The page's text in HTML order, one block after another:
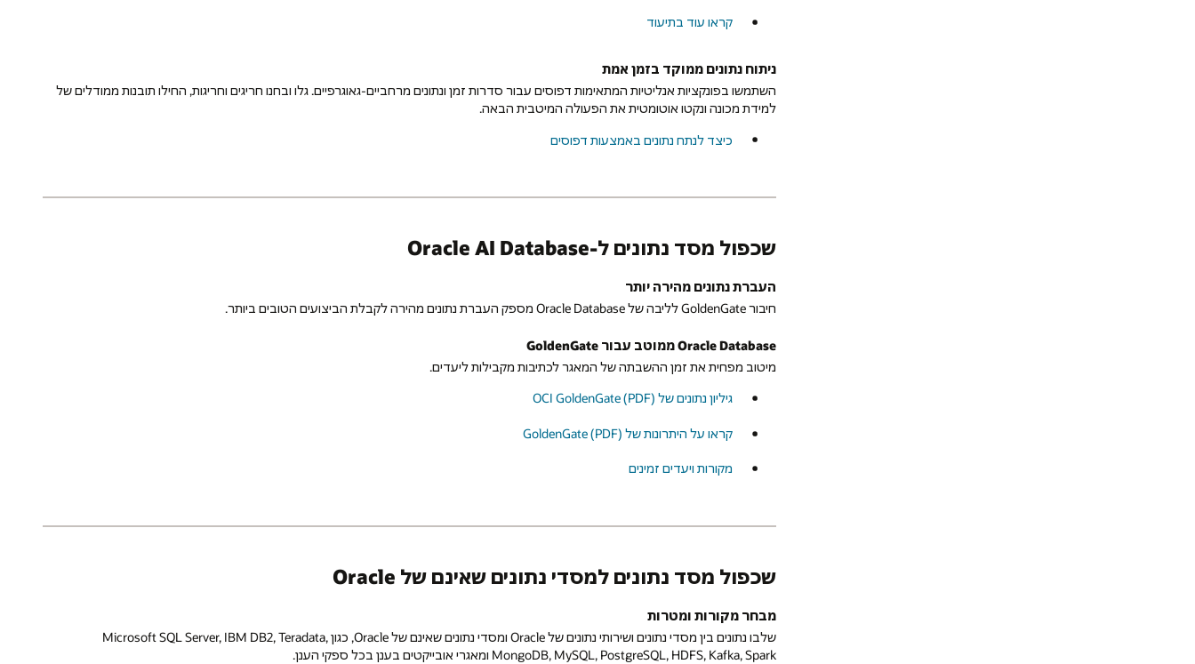
קראו עוד בתיעודעל
נתונים
בסדרה
ניתוח נתונים ממוקד בזמן אמת
השתמשו בפונקציות אנליטיות המתאימות דפוסים עבור סדרות זמן ונתונים מרחביים-גאוגרפיים. גלו ובחנו חריגים וחריגות, החילו תובנות ממודלים של
למידת מכונה ונקטו אוטומטית את הפעולה המיטבית הבאה.
כיצד לנתח נתונים באמצעות דפוסים
שכפול מסד נתונים ל-Oracle AI Database
העברת נתונים מהירה יותר
חיבור GoldenGate לליבה של Oracle Database מספק העברת נתונים מהירה לקבלת הביצועים הטובים ביותר.
Oracle Database ממוטב עבור GoldenGate
מיטוב מפחית את זמן ההשבתה של המאגר לכתיבות מקבילות ליעדים.
גיליון נתונים של OCI GoldenGate (PDF)
קראו על היתרונות של GoldenGate (PDF)
מקורות ויעדים זמינים
שכפול מסד נתונים למסדי נתונים שאינם של Oracle
מבחר מקורות ומטרות
שלבו נתונים בין מסדי נתונים ושירותי נתונים של Oracle ומסדי נתונים שאינם של Oracle, כגון Microsoft SQL Server, IBM DB2, Teradata,
MongoDB, MySQL, PostgreSQL, HDFS, Kafka, Spark ומאגרי אובייקטים בענן בכל ספקי הענן.